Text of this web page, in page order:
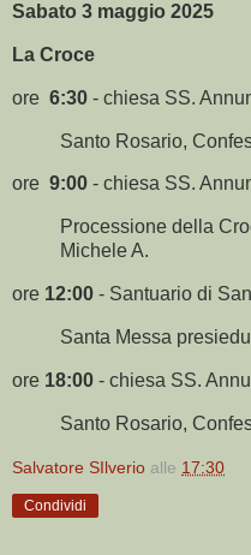
Sabato 3 maggio 2025
La Croce
ore 6:30 - chiesa SS.
Santo Rosario,
ore 9:00 - chiesa SS.
Processione della
Michele A.
ore 12:00 - Santuario di
Santa Messa
ore 18:00 - chiesa SS.
Santo Rosario,
Salvatore SIlverio alle 17:30
Condividi